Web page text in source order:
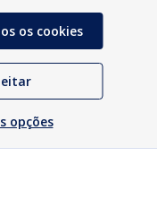
os cookies
opções